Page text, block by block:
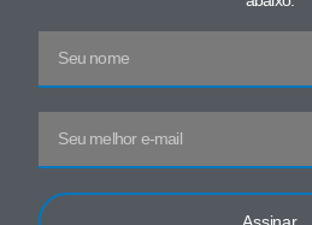
Assinar